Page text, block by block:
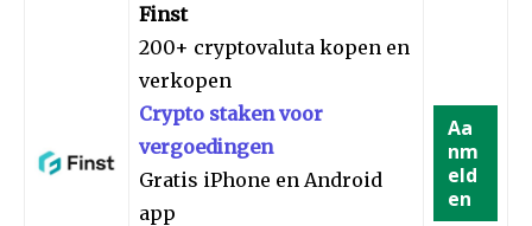
Finst
200+ cryptovaluta kopen en
verkopen
Crypto staken voor
vergoedingen
Gratis iPhone en Android
app
Aa
nm
eld
en